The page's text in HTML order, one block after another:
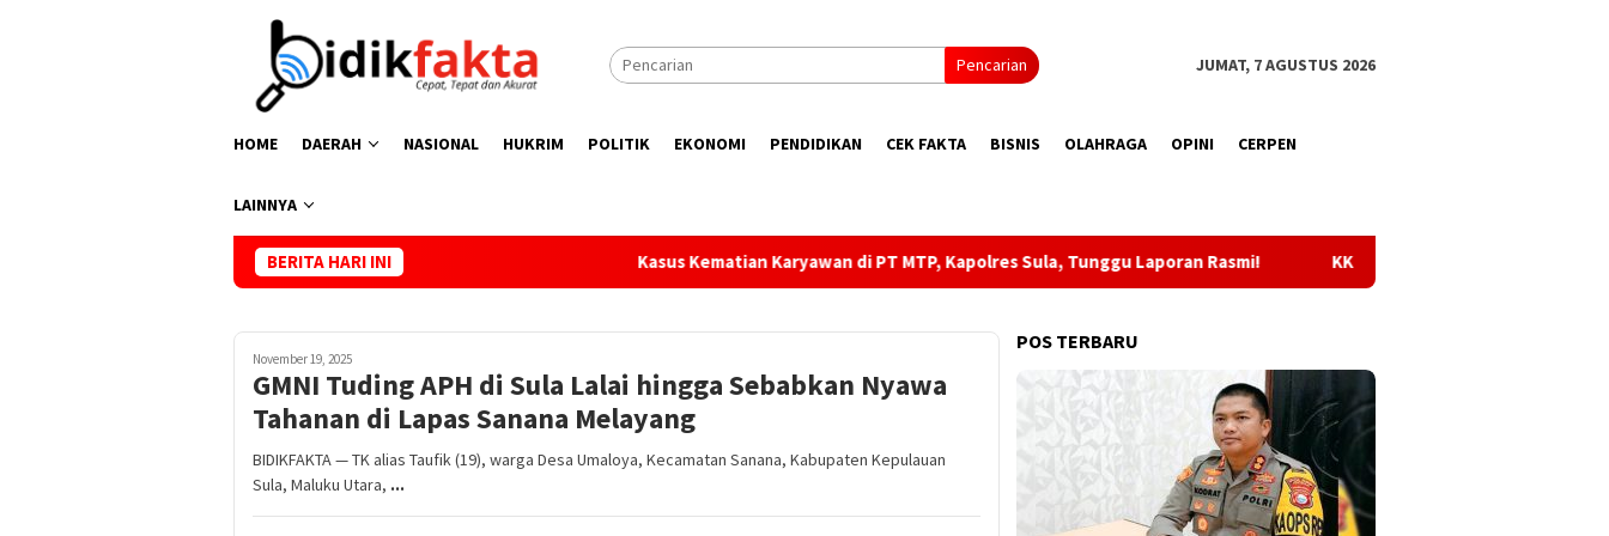
Pencarian JUMAT, 7 AGUSTUS 2026
HOME DAERAH NASIONAL HUKRIM POLITIK EKONOMI PENDIDIKAN CEK FAKTA BISNIS OLAHRAGA OPINI CERPEN
LAINNYA
BERITA HARI INI Kasus Kematian Karyawan di PT MTP, Kapolres Sula, Tunggu Laporan Rasmi! KKLI STAI Babussalam Sula 2026, Sebanyak 65 Mahasiswa
November 19, 2025
GMNI Tuding APH di Sula Lalai hingga Sebabkan Nyawa
Tahanan di Lapas Sanana Melayang
BIDIKFAKTA — TK alias Taufik (19), warga Desa Umaloya, Kecamatan Sanana, Kabupaten Kepulauan
Sula, Maluku Utara, ...
POS TERBARU